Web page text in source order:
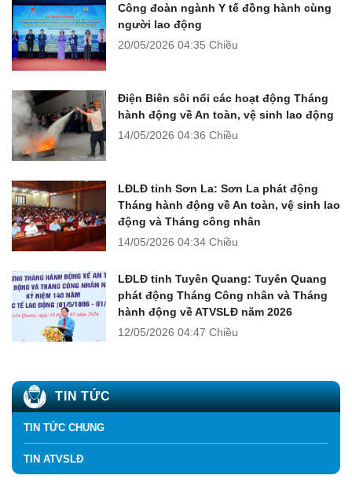
Công đoàn ngành Y tế đồng hành cùng
người lao động
20/05/2026 04:35 Chiều
Điện Biên sôi nổi các hoạt động Tháng
hành động về An toàn, vệ sinh lao động
14/05/2026 04:36 Chiều
LĐLĐ tỉnh Sơn La: Sơn La phát động
Tháng hành động về An toàn, vệ sinh lao
động và Tháng công nhân
14/05/2026 04:34 Chiều
LĐLĐ tỉnh Tuyên Quang: Tuyên Quang
phát động Tháng Công nhân và Tháng
hành động về ATVSLĐ năm 2026
12/05/2026 04:47 Chiều
TIN TỨC
TIN TỨC CHUNG
TIN ATVSLĐ